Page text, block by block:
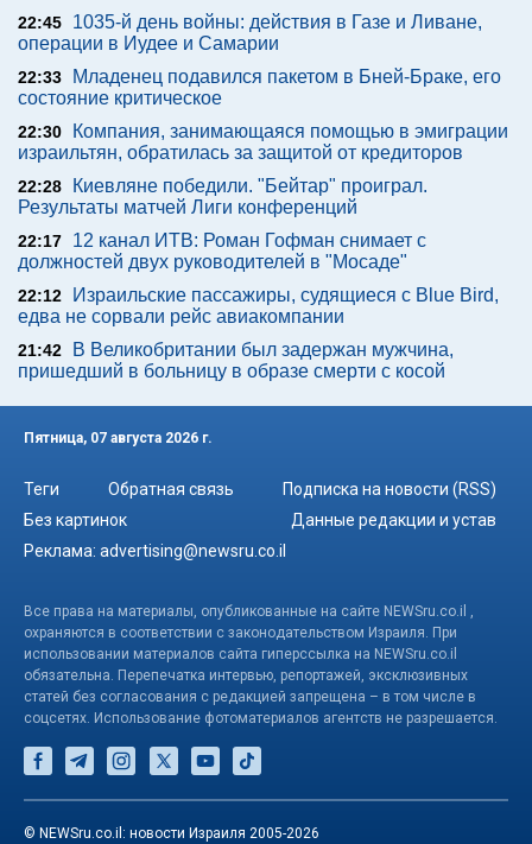
22:45
1035-й день войны: действия в Газе и Ливане,
операции в Иудее и Самарии
22:33
Младенец подавился пакетом в Бней-Браке, его
состояние критическое
22:30
Компания, занимающаяся помощью в эмиграции
израильтян, обратилась за защитой от кредиторов
22:28
Киевляне победили. "Бейтар" проиграл.
Результаты матчей Лиги конференций
22:17
12 канал ИТВ: Роман Гофман снимает с
должностей двух руководителей в "Мосаде"
22:12
Израильские пассажиры, судящиеся с Blue Bird,
едва не сорвали рейс авиакомпании
21:42
В Великобритании был задержан мужчина,
пришедший в больницу в образе смерти с косой
Пятница, 07 августа 2026 г.
Теги Обратная связь
Подписка на новости (RSS)
Без картинок
Данные редакции и устав
Реклама: advertising@newsru.co.il
Все права на материалы, опубликованные на сайте NEWSru.co.il ,
охраняются в соответствии с законодательством Израиля. При
использовании материалов сайта гиперссылка на NEWSru.co.il
обязательна. Перепечатка интервью, репортажей, эксклюзивных
статей без согласования с редакцией запрещена – в том числе в
соцсетях. Использование фотоматериалов агентств не разрешается.
© NEWSru.co.il: новости Израиля 2005-2026